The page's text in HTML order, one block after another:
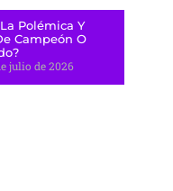
Polémica Y
Campeón O
julio de 2026